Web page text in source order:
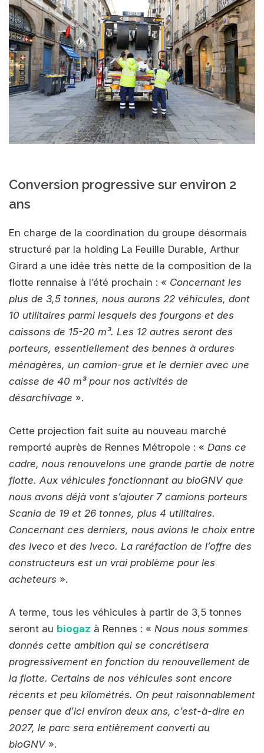
Conversion progressive sur environ 2
ans
En charge de la coordination du groupe désormais
structuré par la holding La Feuille Durable, Arthur
Girard a une idée très nette de la composition de la
flotte rennaise à l’été prochain : « Concernant les
plus de 3,5 tonnes, nous aurons 22 véhicules, dont
10 utilitaires parmi lesquels des fourgons et des
caissons de 15-20 m³. Les 12 autres seront des
porteurs, essentiellement des bennes à ordures
ménagères, un camion-grue et le dernier avec une
caisse de 40 m³ pour nos activités de
désarchivage ».
Cette projection fait suite au nouveau marché
remporté auprès de Rennes Métropole : « Dans ce
cadre, nous renouvelons une grande partie de notre
flotte. Aux véhicules fonctionnant au bioGNV que
nous avons déjà vont s’ajouter 7 camions porteurs
Scania de 19 et 26 tonnes, plus 4 utilitaires.
Concernant ces derniers, nous avions le choix entre
des Iveco et des Iveco. La raréfaction de l’offre des
constructeurs est un vrai problème pour les
acheteurs ».
A terme, tous les véhicules à partir de 3,5 tonnes
seront au biogaz à Rennes : « Nous nous sommes
donnés cette ambition qui se concrétisera
progressivement en fonction du renouvellement de
la flotte. Certains de nos véhicules sont encore
récents et peu kilométrés. On peut raisonnablement
penser que d’ici environ deux ans, c’est-à-dire en
2027, le parc sera entièrement converti au
bioGNV».